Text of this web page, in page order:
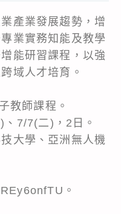
產業發展趨勢，增
業實務知能及教學
能研習課程，以強
域人才培育。
教師課程。
7/7(二)，2日。
大學、亞洲無人機
。